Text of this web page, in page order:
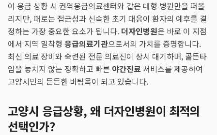
이 응급 상황 시 권역응급의료센터와 같은 대형 병원만을 떠올
리지만, 때로는 접근성과 신속한 초기 대응이 환자의 예후를 결
정하는 가장 중요한 요소가 됩니다. 더자인병원은 바로 이 지점
에서 지역 밀착형 응급의료기관으로서의 가치를 증명합니다.
최신 의료 장비와 숙련된 전문 의료진이 상시 대기하며, 골든타
임을 놓치지 않는 정확하고 빠른 야간진료 서비스를 제공하여
고양시민의 든든한 버팀목이 되고 있습니다.
고양시 응급상황, 왜 더자인병원이 최적의
선택인가?